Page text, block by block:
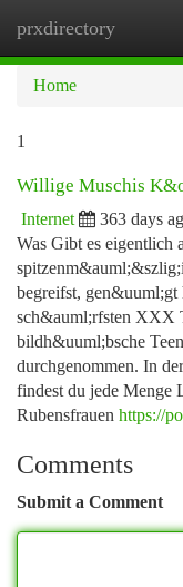
prxdirectory
Home
1
Willige Muschis
Internet 363 days
Was Gibt es eigentlich
begreifst,
sch&auml;rfsten XXX
bildh&uuml;bsche
durchgenommen. In
findest du jede Menge
Rubensfrauen https://
Comments
Submit a Comment